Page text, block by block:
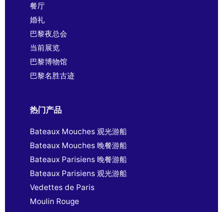
餐厅
婚礼
巴黎夜总会
当前展览
巴黎博物馆
巴黎名胜古迹
热门产品
Bateaux Mouches 观光游船
Bateaux Mouches 晚餐游船
Bateaux Parisiens 晚餐游船
Bateaux Parisiens 观光游船
Vedettes de Paris
Moulin Rouge